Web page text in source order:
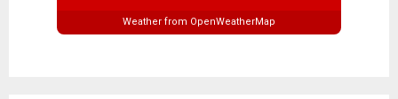
Weather from OpenWeatherMap